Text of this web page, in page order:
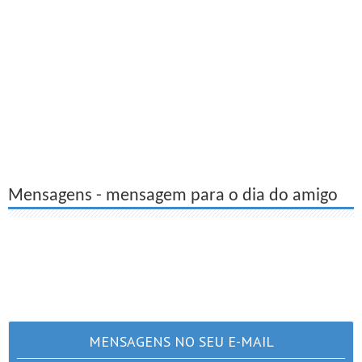
Mensagens - mensagem para o dia do amigo
MENSAGENS NO SEU E-MAIL